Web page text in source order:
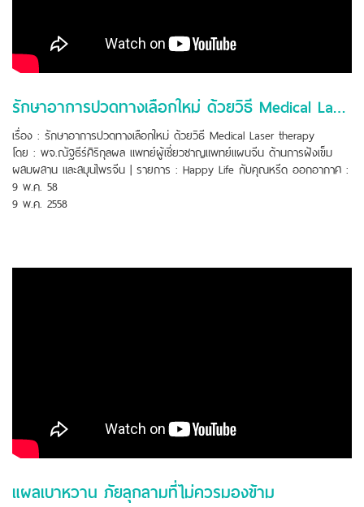
รักษาอาการปวดทางเลือกใหม่ ด้วยวิธี Medical Laser therapy
เรื่อง : รักษาอาการปวดทางเลือกใหม่ ด้วยวิธี Medical Laser therapy
โดย : พจ.ณัฐธีร์ศิริกุลผล แพทย์ผู้เชี่ยวชาญแพทย์แผนจีน ด้านการฝังเข็ม
ผสมผสาน และสมุนไพรจีน | รายการ : Happy Life กับคุณหรีด ออกอากาศ :
9 พ.ค. 58
9 พ.ค. 2558
แผลเบาหวาน ภัยลุกลามที่ไม่ควรมองข้าม